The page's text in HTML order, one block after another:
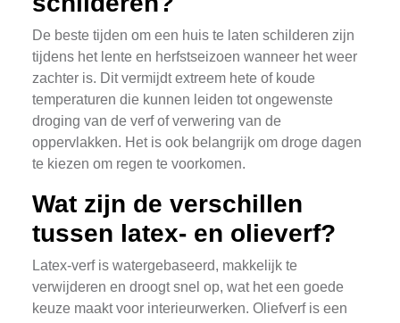
De beste tijden om een huis te laten schilderen zijn
tijdens het lente en herfstseizoen wanneer het weer
zachter is. Dit vermijdt extreem hete of koude
temperaturen die kunnen leiden tot ongewenste
droging van de verf of verwering van de
oppervlakken. Het is ook belangrijk om droge dagen
te kiezen om regen te voorkomen.
Wat zijn de verschillen
tussen latex- en olieverf?
Latex-verf is watergebaseerd, makkelijk te
verwijderen en droogt snel op, wat het een goede
keuze maakt voor interieurwerken. Oliefverf is een